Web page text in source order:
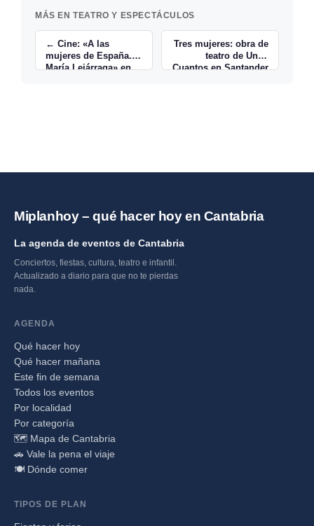
MÁS EN TEATRO Y ESPECTÁCULOS
← Cine: «A las
mujeres de España.
María Lejárraga» en
Tres mujeres: obra de
teatro de Unos
Cuantos en Santander
Miplanhoy – qué hacer hoy en Cantabria
La agenda de eventos de Cantabria
Conciertos, fiestas, cultura, teatro e infantil.
Actualizado a diario para que no te pierdas
nada.
AGENDA
Qué hacer hoy
Qué hacer mañana
Este fin de semana
Todos los eventos
Por localidad
Por categoría
🗺️ Mapa de Cantabria
🚗 Vale la pena el viaje
🍽️ Dónde comer
TIPOS DE PLAN